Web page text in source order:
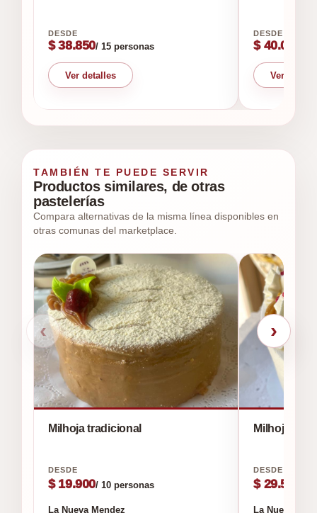
$ 38.850/ 15 personas
Ver detalles
$ 40.000
Ver
TAMBIÉN TE PUEDE SERVIR
Productos similares, de otras
pastelerías
Compara alternativas de la misma línea disponibles en
otras comunas del marketplace.
‹
Milhoja tradicional
La Nueva Mendez
$ 19.900/ 10 personas
Milhoja
La Nueva
$ 29.500
›